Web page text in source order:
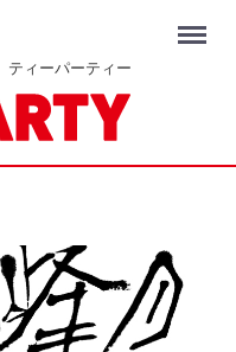
ィーパーティー
Menu